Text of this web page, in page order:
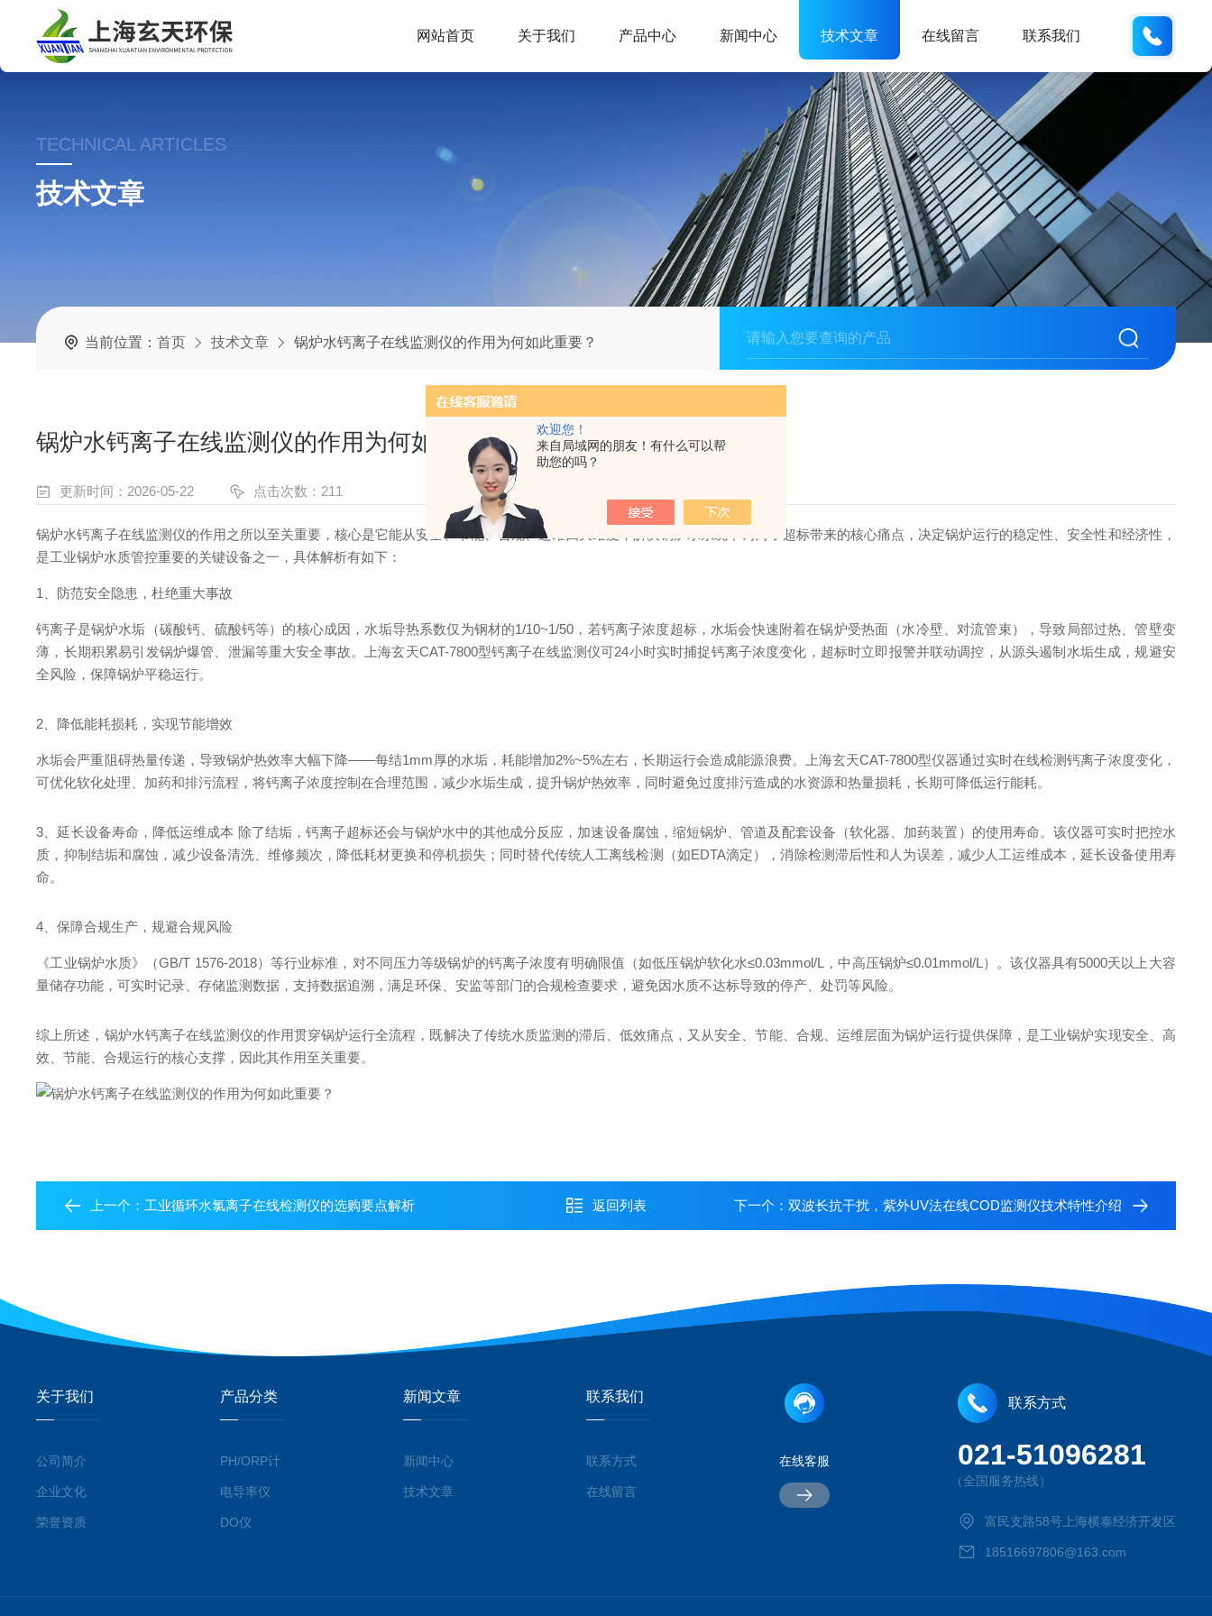
欢迎您！
来自局域网的朋友！有什么可以帮
助您的吗？
网站首页 关于我们 产品中心 新闻中心 技术文章 在线留言 联系我们
TECHNICAL ARTICLES
技术文章
当前位置：首页 技术文章 锅炉水钙离子在线监测仪的作用为何如此重要？
锅炉水钙离子在线监测仪的作用为何如此重要？
更新时间：2026-05-22 点击次数：211
锅炉水钙离子在线监测仪的作用之所以至关重要，核心是它能从安全、节能、合规、运维四大维度，解决锅炉水系统中钙离子超标带来的核心痛点，决定锅炉运行的稳定性、安全性和经济性，
是工业锅炉水质管控重要的关键设备之一，具体解析有如下：
1、防范安全隐患，杜绝重大事故
钙离子是锅炉水垢（碳酸钙、硫酸钙等）的核心成因，水垢导热系数仅为钢材的1/10~1/50，若钙离子浓度超标，水垢会快速附着在锅炉受热面（水冷壁、对流管束），导致局部过热、管壁变
薄，长期积累易引发锅炉爆管、泄漏等重大安全事故。上海玄天CAT-7800型钙离子在线监测仪可24小时实时捕捉钙离子浓度变化，超标时立即报警并联动调控，从源头遏制水垢生成，规避安
全风险，保障锅炉平稳运行。
2、降低能耗损耗，实现节能增效
水垢会严重阻碍热量传递，导致锅炉热效率大幅下降——每结1mm厚的水垢，耗能增加2%~5%左右，长期运行会造成能源浪费。上海玄天CAT-7800型仪器通过实时在线检测钙离子浓度变化，
可优化软化处理、加药和排污流程，将钙离子浓度控制在合理范围，减少水垢生成，提升锅炉热效率，同时避免过度排污造成的水资源和热量损耗，长期可降低运行能耗。
3、延长设备寿命，降低运维成本 除了结垢，钙离子超标还会与锅炉水中的其他成分反应，加速设备腐蚀，缩短锅炉、管道及配套设备（软化器、加药装置）的使用寿命。该仪器可实时把控水
质，抑制结垢和腐蚀，减少设备清洗、维修频次，降低耗材更换和停机损失；同时替代传统人工离线检测（如EDTA滴定），消除检测滞后性和人为误差，减少人工运维成本，延长设备使用寿
命。
4、保障合规生产，规避合规风险
《工业锅炉水质》（GB/T 1576-2018）等行业标准，对不同压力等级锅炉的钙离子浓度有明确限值（如低压锅炉软化水≤0.03mmol/L，中高压锅炉≤0.01mmol/L）。该仪器具有5000天以上大容
量储存功能，可实时记录、存储监测数据，支持数据追溯，满足环保、安监等部门的合规检查要求，避免因水质不达标导致的停产、处罚等风险。
综上所述，锅炉水钙离子在线监测仪的作用贯穿锅炉运行全流程，既解决了传统水质监测的滞后、低效痛点，又从安全、节能、合规、运维层面为锅炉运行提供保障，是工业锅炉实现安全、高
效、节能、合规运行的核心支撑，因此其作用至关重要。
上一个： 工业循环水氯离子在线检测仪的选购要点解析 返回列表 下一个： 双波长抗干扰，紫外UV法在线COD监测仪技术特性介绍
关于我们
公司简介
企业文化
荣誉资质
产品分类
PH/ORP计
电导率仪
DO仪
新闻文章
新闻中心
技术文章
联系我们
联系方式
在线留言
在线客服
联系方式
021-51096281
（全国服务热线）
富民支路58号上海横泰经济开发区
18516697806@163.com